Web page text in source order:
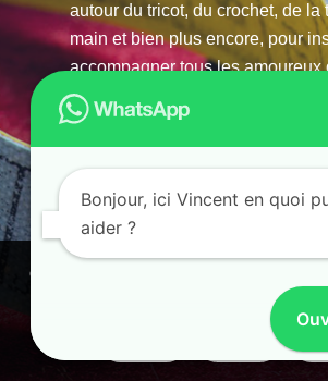
autour du tricot, du crochet, de la
main et bien plus encore, pour
accompagner tous les amoureux
© 2025 AU FILS D’HORUS| All
Ce site utilise des cookies. En continuant à
acceptez leur utilisation.
Bonjour, ici Vincent en quoi
aider ?